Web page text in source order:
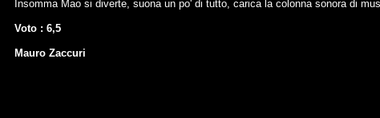
Insomma Mao si diverte, suona un po' di tutto, carica la colonna sonora di
Voto : 6,5
Mauro Zaccuri